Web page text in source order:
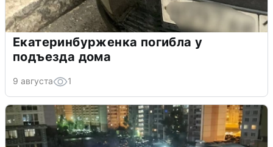
Екатеринбурженка погибла у
подъезда дома
9 августа 1